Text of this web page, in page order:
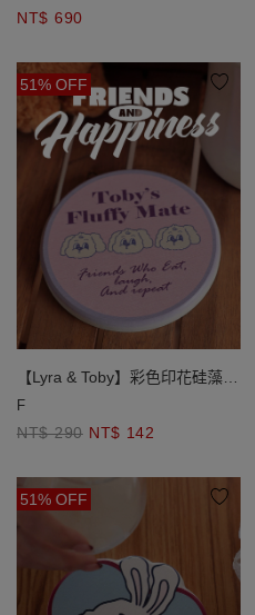
NT$ 690
51% OFF
【Lyra & Toby】彩色印花硅藻土
造型杯墊
F
NT$ 290 NT$ 142
51% OFF